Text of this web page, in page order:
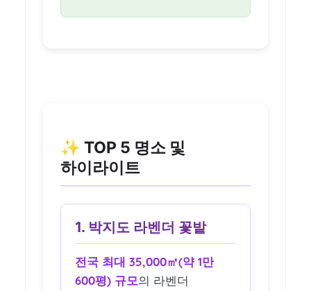
✨ TOP 5 명소 및
하이라이트
1. 박지도 라벤더 꽃밭
전국 최대 35,000㎡(약 1만
600평) 규모의 라벤더